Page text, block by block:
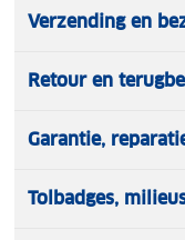
Verzending en
Retour en
Garantie,
Tolbadges,